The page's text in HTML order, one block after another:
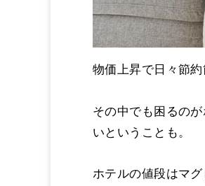
物価上昇で日々節
その中でも困るの
いということも。
ホテルの値段はマ